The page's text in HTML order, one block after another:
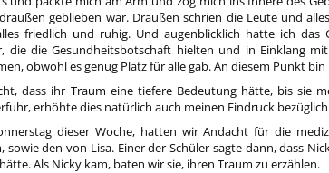
geblieben war. Draußen schrien die Leute und
friedlich und ruhig. Und augenblicklich hatte ich das
die die Gesundheitsbotschaft hielten und in Einklang
obwohl es genug Platz für alle gab. An diesem Punkt bin
dass ihr Traum eine tiefere Bedeutung hätte, bis sie
erhöhte dies natürlich auch meinen Eindruck
dieser Woche, hatten wir Andacht für die
sowie den von Lisa. Einer der Schüler sagte dann, dass
Als Nicky kam, baten wir sie, ihren Traum zu erzählen.